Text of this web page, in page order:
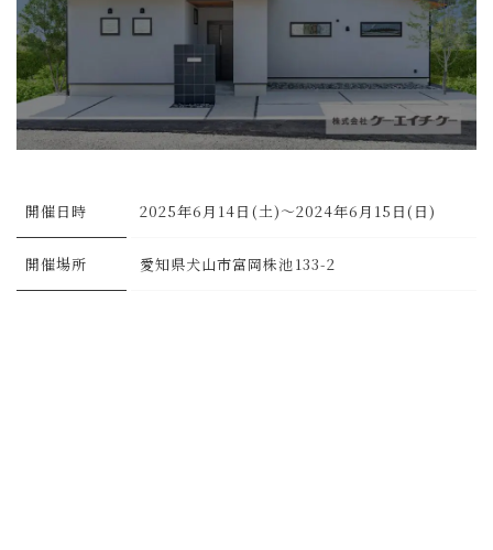
開催日時 2025年6月14日(土)～2024年6月15日(日)
開催場所 愛知県犬山市富岡株池133-2